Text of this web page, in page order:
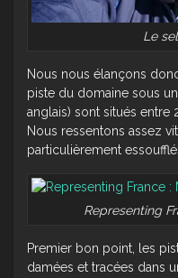
Le
Nous nous élançons
piste du domaine sous
anglais) sont situés entre
Nous ressentons assez
particulièrement
Representing
Premier bon point, les
damées et tracées dans